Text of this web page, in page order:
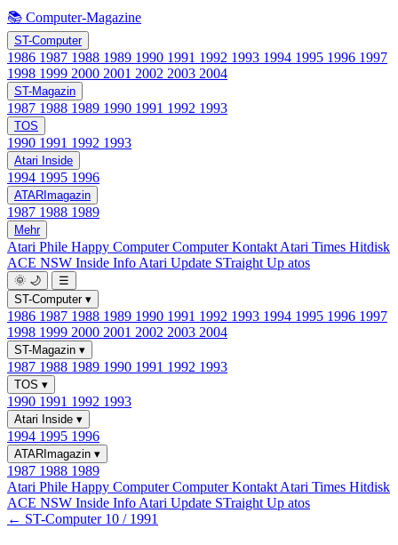
📚 Computer-Magazine
ST-Computer
1986 1987 1988 1989 1990 1991 1992 1993 1994 1995 1996 1997
1998 1999 2000 2001 2002 2003 2004
ST-Magazin
1987 1988 1989 1990 1991 1992 1993
TOS
1990 1991 1992 1993
Atari Inside
1994 1995 1996
ATARImagazin
1987 1988 1989
Mehr
Atari Phile Happy ComputerComputer Kontakt Atari Times Hitdisk
ACE NSW Inside Info Atari Update STraight Up atos
🌞 🌙
☰
ST-Computer ▾
1986 1987 1988 1989 1990 1991 1992 1993 1994 1995 1996 1997
1998 1999 2000 2001 2002 2003 2004
ST-Magazin ▾
1987 1988 1989 1990 1991 1992 1993
TOS ▾
1990 1991 1992 1993
Atari Inside ▾
1994 1995 1996
ATARImagazin ▾
1987 1988 1989
Atari Phile Happy ComputerComputer Kontakt Atari Times Hitdisk
ACE NSW Inside Info Atari Update STraight Up atos
← ST-Computer 10 / 1991